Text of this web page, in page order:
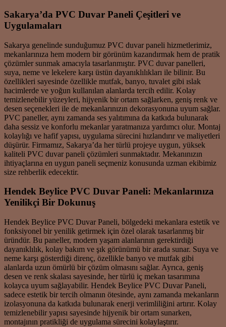
Sakarya’da PVC Duvar Paneli Çeşitleri ve
Uygulamaları
Sakarya genelinde sunduğumuz PVC duvar paneli hizmetlerimiz,
mekanlarınıza hem modern bir görünüm kazandırmak hem de pratik
çözümler sunmak amacıyla tasarlanmıştır. PVC duvar panelleri,
suya, neme ve lekelere karşı üstün dayanıklılıkları ile bilinir. Bu
özellikleri sayesinde özellikle mutfak, banyo, tuvalet gibi ıslak
hacimlerde ve yoğun kullanılan alanlarda tercih edilir. Kolay
temizlenebilir yüzeyleri, hijyenik bir ortam sağlarken, geniş renk ve
desen seçenekleri ile de mekanlarınızın dekorasyonuna uyum sağlar.
PVC paneller, aynı zamanda ses yalıtımına da katkıda bulunarak
daha sessiz ve konforlu mekanlar yaratmanıza yardımcı olur. Montaj
kolaylığı ve hafif yapısı, uygulama sürecini hızlandırır ve maliyetleri
düşürür. Firmamız, Sakarya’da her türlü projeye uygun, yüksek
kaliteli PVC duvar paneli çözümleri sunmaktadır. Mekanınızın
ihtiyaçlarına en uygun paneli seçmeniz konusunda uzman ekibimiz
size rehberlik edecektir.
Hendek Beylice PVC Duvar Paneli: Mekanlarınıza
Yenilikçi Bir Dokunuş
Hendek Beylice PVC Duvar Paneli, bölgedeki mekanlara estetik ve
fonksiyonel bir yenilik getirmek için özel olarak tasarlanmış bir
üründür. Bu paneller, modern yaşam alanlarının gerektirdiği
dayanıklılık, kolay bakım ve şık görünümü bir arada sunar. Suya ve
neme karşı gösterdiği direnç, özellikle banyo ve mutfak gibi
alanlarda uzun ömürlü bir çözüm olmasını sağlar. Ayrıca, geniş
desen ve renk skalası sayesinde, her türlü iç mekan tasarımına
kolayca uyum sağlayabilir. Hendek Beylice PVC Duvar Paneli,
sadece estetik bir tercih olmanın ötesinde, aynı zamanda mekanların
izolasyonuna da katkıda bulunarak enerji verimliliğini artırır. Kolay
temizlenebilir yapısı sayesinde hijyenik bir ortam sunarken,
montajının pratikliği de uygulama sürecini kolaylaştırır.